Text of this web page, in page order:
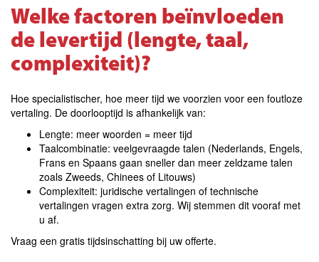
Welke factoren beïnvloeden
de levertijd (lengte, taal,
complexiteit)?
Hoe specialistischer, hoe meer tijd we voorzien voor een foutloze
vertaling. De doorlooptijd is afhankelijk van:
Lengte: meer woorden = meer tijd
Taalcombinatie: veelgevraagde talen (Nederlands, Engels,
Frans en Spaans gaan sneller dan meer zeldzame talen
zoals Zweeds, Chinees of Litouws)
Complexiteit: juridische vertalingen of technische
vertalingen vragen extra zorg. Wij stemmen dit vooraf met
u af.
Vraag een gratis tijdsinschatting bij uw offerte.